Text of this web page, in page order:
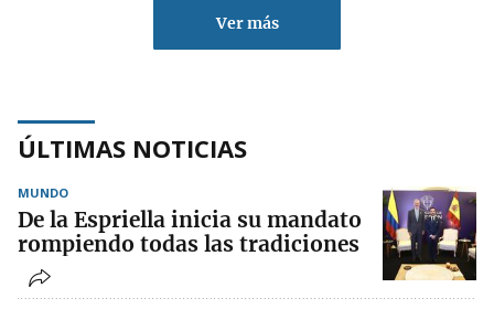
Ver más
ÚLTIMAS NOTICIAS
MUNDO
De la Espriella inicia su mandato
rompiendo todas las tradiciones